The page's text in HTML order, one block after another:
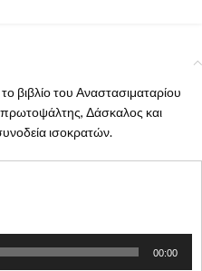
βιβλίο του Αναστασιματαρίου
Δάσκαλος και
ισοκρατών.
00:00